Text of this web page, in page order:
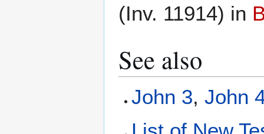
(Inv. 11914) in
See also
John 3,John